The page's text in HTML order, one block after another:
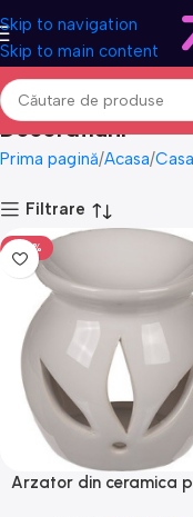
Skip to navigation
Skip to main content
Decoratiuni
Prima pagină Acasa
Filtrare
-50%
Arzator din ceramica